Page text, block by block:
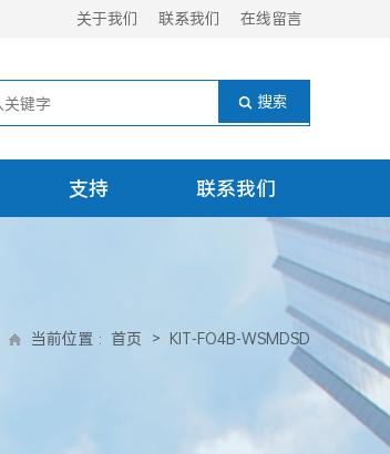
关于我们 联系我们 在线留言
支持 联系我们
当前位置 : 首页 > KIT-FO4B-WSMDSD